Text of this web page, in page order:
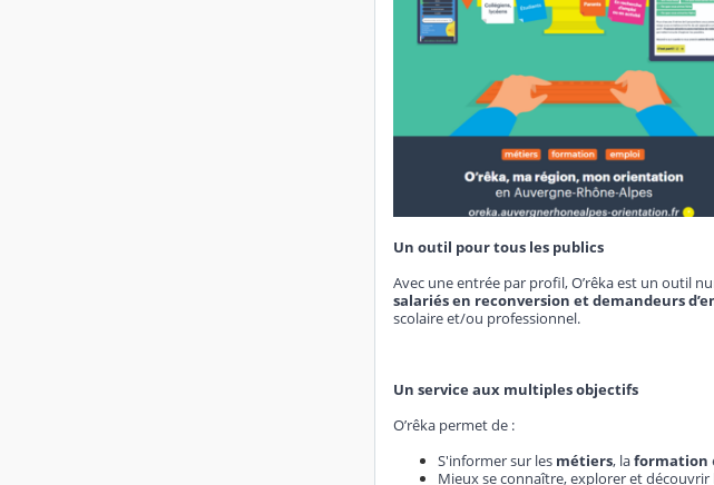
Un outil pour tous les publics
Avec une entrée par profil, O’rêka est un outil
salariés en reconversion et demandeurs
scolaire et/ou professionnel.
Un service aux multiples objectifs
O’rêka permet de :
S'informer sur les métiers, laformation
Mieux se connaître, explorer et découvrir